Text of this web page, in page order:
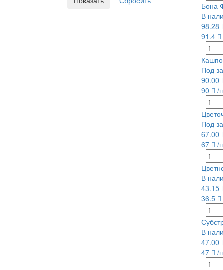
Бона
В
98.28
91.4
-
Под
90.00
90
/
-
Под
67.00
67
/
-
В
43.15
36.5
-
В
47.00
47
/
-